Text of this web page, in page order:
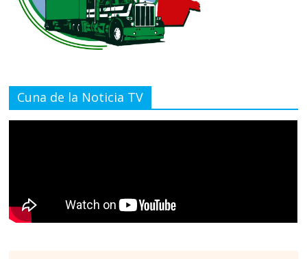
Cuna de la Noticia TV